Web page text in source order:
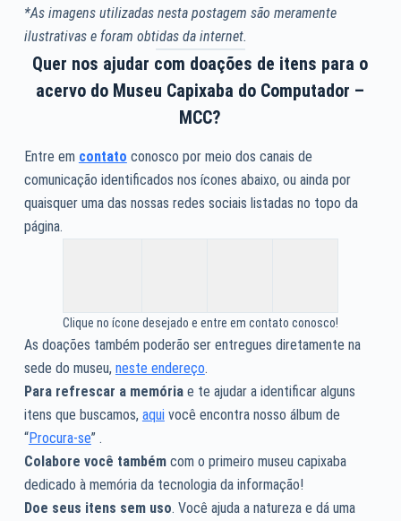
*As imagens utilizadas nesta postagem são meramente
ilustrativas e foram obtidas da internet.
Quer nos ajudar com doações de itens para o
acervo do Museu Capixaba do Computador –
MCC?
Entre em contato conosco por meio dos canais de
comunicação identificados nos ícones abaixo, ou ainda por
quaisquer uma das nossas redes sociais listadas no topo da
página.
Clique no ícone desejado e entre em contato conosco!
As doações também poderão ser entregues diretamente na
sede do museu, neste endereço.
Para refrescar a memóriae te ajudar a identificar alguns
itens que buscamos, aquivocê encontra nosso álbum de
“Procura-se” .
Colabore você tambémcom o primeiro museu capixaba
dedicado à memória da tecnologia da informação!
Doe seus itens sem uso. Você ajuda a natureza e dá uma